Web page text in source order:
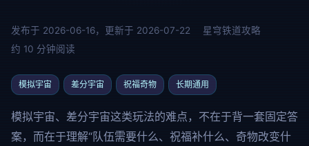
发布于 2026-06-16，更新于 2026-07-22
星穹铁道攻略
约 10 分钟阅读
模拟宇宙 差分宇宙 祝福奇物 长期通用
模拟宇宙、差分宇宙这类玩法的难点，不在于背一套固定答
案，而在于理解“队伍需要什么、祝福补什么、奇物改变什